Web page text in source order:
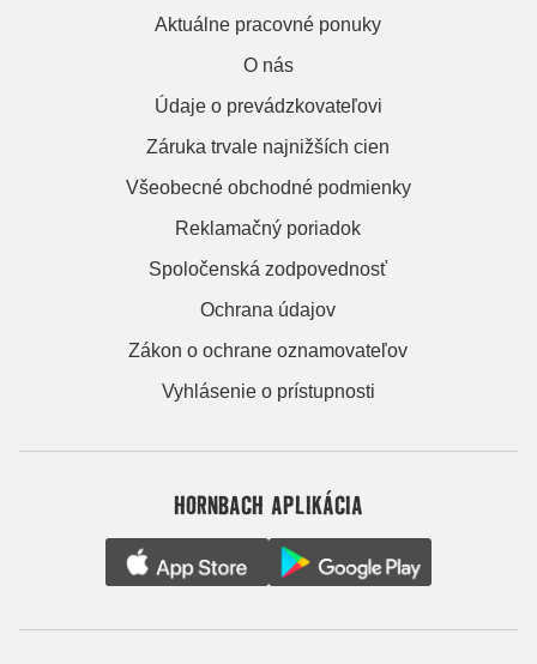
Aktuálne pracovné ponuky
O nás
Údaje o prevádzkovateľovi
Záruka trvale najnižších cien
Všeobecné obchodné podmienky
Reklamačný poriadok
Spoločenská zodpovednosť
Ochrana údajov
Zákon o ochrane oznamovateľov
Vyhlásenie o prístupnosti
HORNBACH APLIKÁCIA